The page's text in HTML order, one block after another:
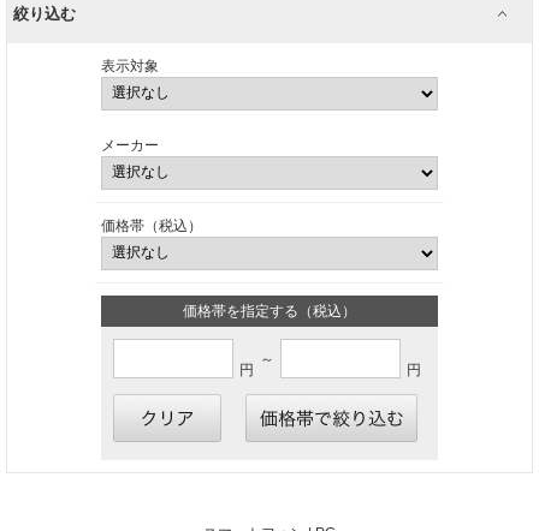
絞り込む
表示対象
メーカー
価格帯（税込）
価格帯を指定する（税込）
円
～
円